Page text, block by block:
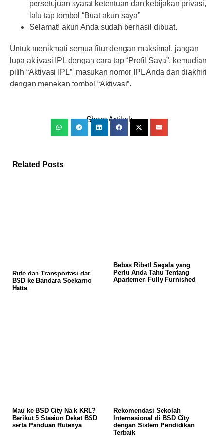
persetujuan syarat ketentuan dan kebijakan privasi,
lalu tap tombol “Buat akun saya”
Selamat! akun Anda sudah berhasil dibuat.
Untuk menikmati semua fitur dengan maksimal, jangan
lupa aktivasi IPL dengan cara tap “Profil Saya”, kemudian
pilih “Aktivasi IPL”, masukan nomor IPL Anda dan diakhiri
dengan menekan tombol “Aktivasi”.
Share Artikel:
Related Posts
Rute dan Transportasi dari
BSD ke Bandara Soekarno
Hatta
Bebas Ribet! Segala yang
Perlu Anda Tahu Tentang
Apartemen Fully Furnished
Mau ke BSD City Naik KRL?
Berikut 5 Stasiun Dekat BSD
serta Panduan Rutenya
Rekomendasi Sekolah
Internasional di BSD City
dengan Sistem Pendidikan
Terbaik